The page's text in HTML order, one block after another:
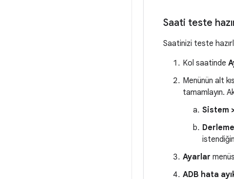
Saati teste
Saatinizi teste
Kol saatinde
Menünün alt
tamamlayın.
Sistem
Ayarlar
ADB hata